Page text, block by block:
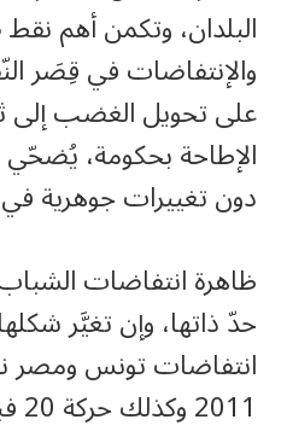
البلدان، وتكمن أهم
والإنتفاضات في قِصَر
على تحويل الغضب إلى
الإطاحة بحكومة، يُضحّي
دون تغييرات جوهرية في
ظاهرة انتفاضات
حدّ ذاتها، وإن تغيَّر